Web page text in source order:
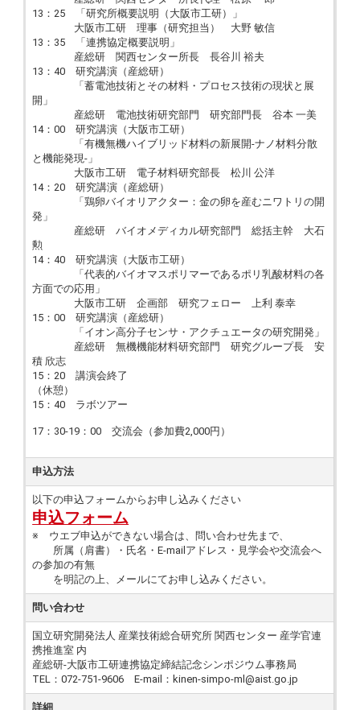
13：25 「研究所概要説明（大阪市工研）」
大阪市工研 理事（研究担当） 大野 敏信
13：35 「連携協定概要説明」
産総研 関西センター所長 長谷川 裕夫
13：40 研究講演（産総研）
「蓄電池技術とその材料・プロセス技術の現状と展
開」
産総研 電池技術研究部門 研究部門長 谷本 一美
14：00 研究講演（大阪市工研）
「有機無機ハイブリッド材料の新展開-ナノ材料分散
と機能発現-」
大阪市工研 電子材料研究部長 松川 公洋
14：20 研究講演（産総研）
「鶏卵バイオリアクター：金の卵を産むニワトリの開
発」
産総研 バイオメディカル研究部門 総括主幹 大石
勲
14：40 研究講演（大阪市工研）
「代表的バイオマスポリマーであるポリ乳酸材料の各
方面での応用」
大阪市工研 企画部 研究フェロー 上利 泰幸
15：00 研究講演（産総研）
「イオン高分子センサ・アクチュエータの研究開発」
産総研 無機機能材料研究部門 研究グループ長 安
積 欣志
15：20 講演会終了
（休憩）
15：40 ラボツアー
17：30-19：00 交流会（参加費2,000円）
申込方法
以下の申込フォームからお申し込みください
申込フォーム
※ ウエブ申込ができない場合は、問い合わせ先まで、
所属（肩書）・氏名・E-mailアドレス・見学会や交流会へ
の参加の有無
を明記の上、メールにてお申し込みください。
問い合わせ
国立研究開発法人 産業技術総合研究所 関西センター 産学官連
携推進室 内
産総研-大阪市工研連携協定締結記念シンポジウム事務局
TEL：072-751-9606 E-mail：kinen-simpo-ml@aist.go.jp
詳細